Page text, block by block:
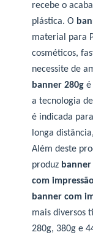
recebe o
plástica. O
material para
cosméticos,
necessite de
banner 280g é
a tecnologia
é indicada
longa
Além deste
produz banner
com
banner com
mais diversos
280g, 380g e